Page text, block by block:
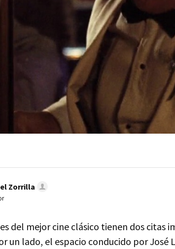
Zorrilla
del mejor cine clásico tienen dos citas
un lado, el espacio conducido por José